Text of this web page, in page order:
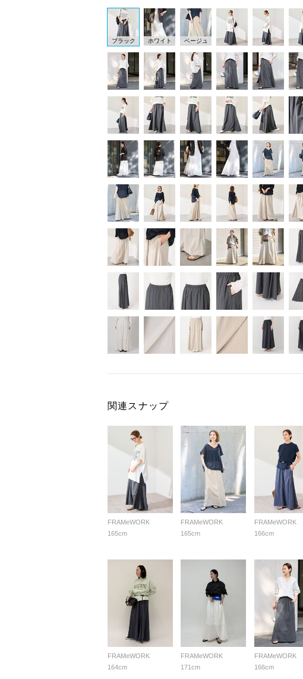
ブラック ホワイト ベージュ
関連スナップ
FRAMeWORK
165cm
FRAMeWORK
165cm
FRAMeWORK
166cm
FRAMeWORK
164cm
FRAMeWORK
171cm
FRAMeWORK
166cm